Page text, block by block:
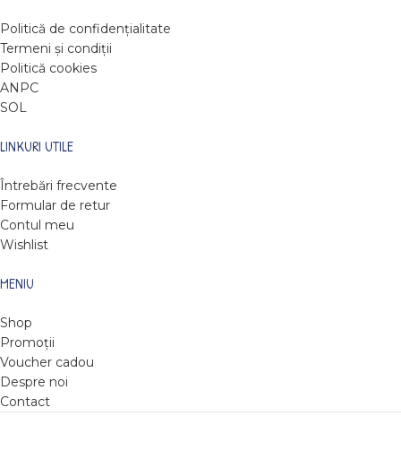
Politică de confidențialitate
Termeni și condiții
Politică cookies
ANPC
SOL
LINKURI UTILE
Întrebări frecvente
Formular de retur
Contul meu
Wishlist
MENIU
Shop
Promoții
Voucher cadou
Despre noi
Contact